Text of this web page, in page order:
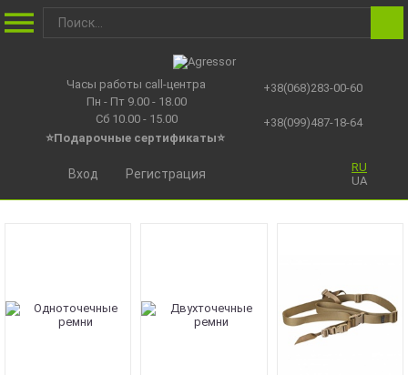
Часы работы call-центра
Пн - Пт 9.00 - 18.00
Сб 10.00 - 15.00
⭐Подарочные сертификаты⭐
+38(068)283-00-60
+38(099)487-18-64
RU
UA
Вход Регистрация